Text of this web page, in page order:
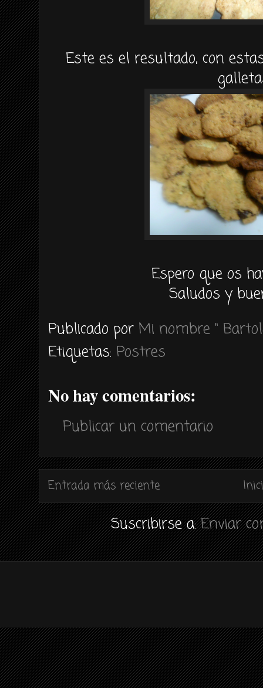
Este es el resultado, con
Espero que os
Saludos y
Publicado por Mi nombre "
Etiquetas: Postres
No hay comentarios:
Publicar un comentario
Entrada más reciente
Suscribirse a:Enviar